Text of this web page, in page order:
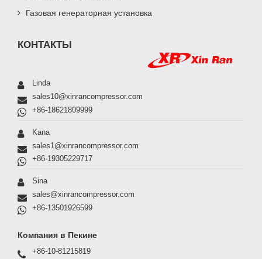
Газовая генераторная установка
КОНТАКТЫ
Linda
sales10@xinrancompressor.com
+86-18621809999
Kana
sales1@xinrancompressor.com
+86-19305229717
Sina
sales@xinrancompressor.com
+86-13501926599
Компания в Пекине
+86-10-81215819